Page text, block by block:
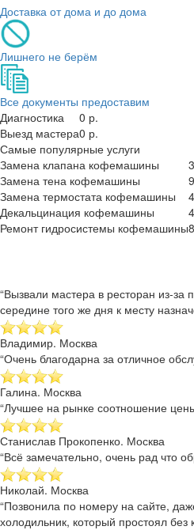
Доставка от дома и до дома
Лишнего не берём
Все документы предоставим
Диагностика
0 р.
Выезд мастера0 р.
Самые популярные услуги
Замена клапана кофемашины
Замена тена кофемашины
Замена термостата кофемашины
Декальцинация кофемашины
Ремонт гидросистемы кофемашины
“Вызвали мастера в ресторан из-
середине того же дня к месту
Владимир. Москва
“Очень благодарна за отличное
Галина. Москва
“Лучшее на рынке соотношение
Станислав Прокопенко. Москва
“Всё замечательно, очень рад что
Николай. Москва
“Позвонила по номеру на сайте,
холодильник, который простоял